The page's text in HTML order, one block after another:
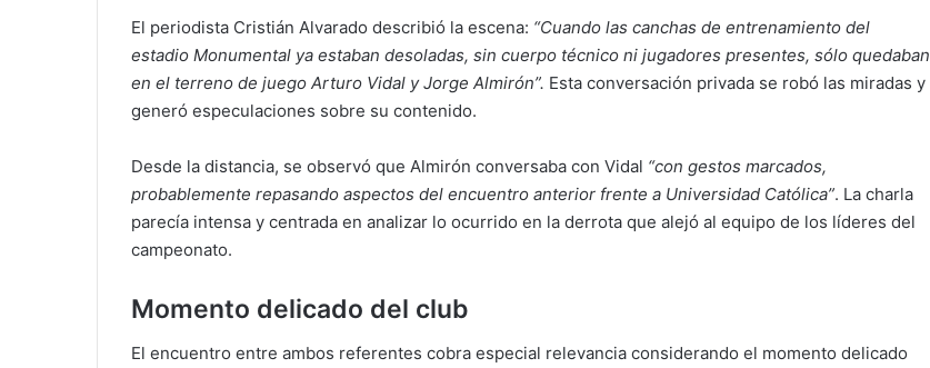
El periodista Cristián Alvarado describió la escena: “Cuando las canchas de entrenamiento del
estadio Monumental ya estaban desoladas, sin cuerpo técnico ni jugadores presentes, sólo quedaban
en el terreno de juego Arturo Vidal y Jorge Almirón”. Esta conversación privada se robó las miradas y
generó especulaciones sobre su contenido.
Desde la distancia, se observó que Almirón conversaba con Vidal “con gestos marcados,
probablemente repasando aspectos del encuentro anterior frente a Universidad Católica”. La charla
parecía intensa y centrada en analizar lo ocurrido en la derrota que alejó al equipo de los líderes del
campeonato.
Momento delicado del club
El encuentro entre ambos referentes cobra especial relevancia considerando el momento delicado